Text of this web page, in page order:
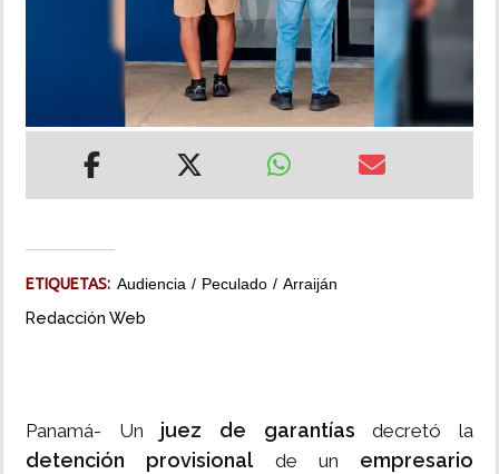
ETIQUETAS: Audiencia Peculado Arraiján
Redacción Web
Panamá- Un juez de garantías decretó la
detención provisionalde un empresario